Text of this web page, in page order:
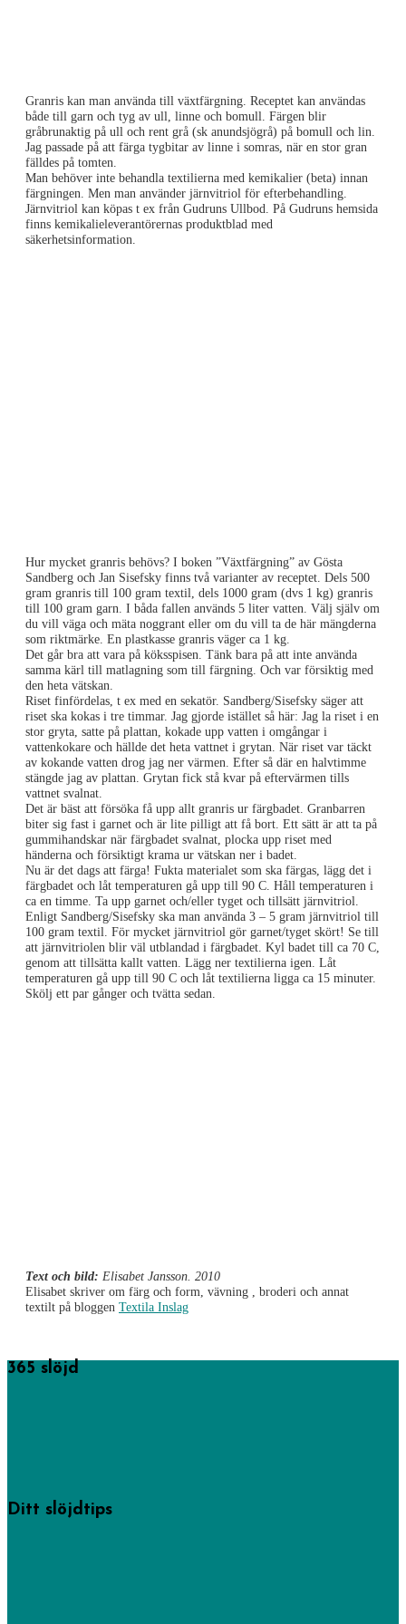
Granris kan man använda till växtfärgning. Receptet kan användas
både till garn och tyg av ull, linne och bomull. Färgen blir
gråbrunaktig på ull och rent grå (sk anundsjögrå) på bomull och lin.
Jag passade på att färga tygbitar av linne i somras, när en stor gran
fälldes på tomten.
Man behöver inte behandla textilierna med kemikalier (beta) innan
färgningen. Men man använder järnvitriol för efterbehandling.
Järnvitriol kan köpas t ex från Gudruns Ullbod. På Gudruns hemsida
finns kemikalieleverantörernas produktblad med
säkerhetsinformation.
Hur mycket granris behövs? I boken ”Växtfärgning” av Gösta
Sandberg och Jan Sisefsky finns två varianter av receptet. Dels 500
gram granris till 100 gram textil, dels 1000 gram (dvs 1 kg) granris
till 100 gram garn. I båda fallen används 5 liter vatten. Välj själv om
du vill väga och mäta noggrant eller om du vill ta de här mängderna
som riktmärke. En plastkasse granris väger ca 1 kg.
Det går bra att vara på köksspisen. Tänk bara på att inte använda
samma kärl till matlagning som till färgning. Och var försiktig med
den heta vätskan.
Riset finfördelas, t ex med en sekatör. Sandberg/Sisefsky säger att
riset ska kokas i tre timmar. Jag gjorde istället så här: Jag la riset i en
stor gryta, satte på plattan, kokade upp vatten i omgångar i
vattenkokare och hällde det heta vattnet i grytan. När riset var täckt
av kokande vatten drog jag ner värmen. Efter så där en halvtimme
stängde jag av plattan. Grytan fick stå kvar på eftervärmen tills
vattnet svalnat.
Det är bäst att försöka få upp allt granris ur färgbadet. Granbarren
biter sig fast i garnet och är lite pilligt att få bort. Ett sätt är att ta på
gummihandskar när färgbadet svalnat, plocka upp riset med
händerna och försiktigt krama ur vätskan ner i badet.
Nu är det dags att färga! Fukta materialet som ska färgas, lägg det i
färgbadet och låt temperaturen gå upp till 90 C. Håll temperaturen i
ca en timme. Ta upp garnet och/eller tyget och tillsätt järnvitriol.
Enligt Sandberg/Sisefsky ska man använda 3 – 5 gram järnvitriol till
100 gram textil. För mycket järnvitriol gör garnet/tyget skört! Se till
att järnvitriolen blir väl utblandad i färgbadet. Kyl badet till ca 70 C,
genom att tillsätta kallt vatten. Lägg ner textilierna igen. Låt
temperaturen gå upp till 90 C och låt textilierna ligga ca 15 minuter.
Skölj ett par gånger och tvätta sedan.
Text och bild: Elisabet Jansson. 2010
Elisabet skriver om färg och form, vävning , broderi och annat
textilt på bloggen Textila Inslag
365 slöjd
Ditt slöjdtips